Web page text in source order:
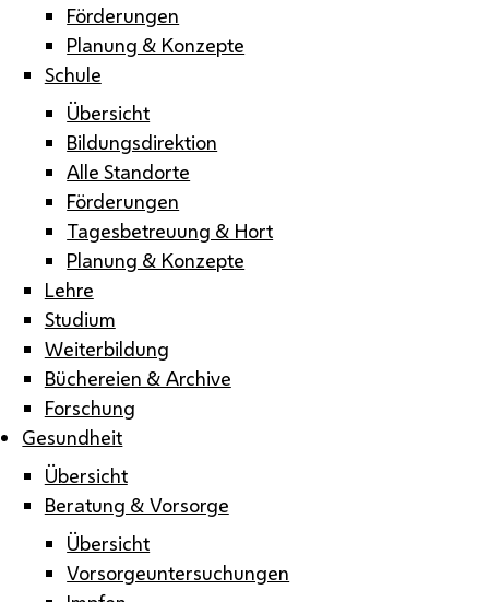
Förderungen
Planung & Konzepte
Schule
Übersicht
Bildungsdirektion
Alle Standorte
Förderungen
Tagesbetreuung & Hort
Planung & Konzepte
Lehre
Studium
Weiterbildung
Büchereien & Archive
Forschung
Gesundheit
Übersicht
Beratung & Vorsorge
Übersicht
Vorsorgeuntersuchungen